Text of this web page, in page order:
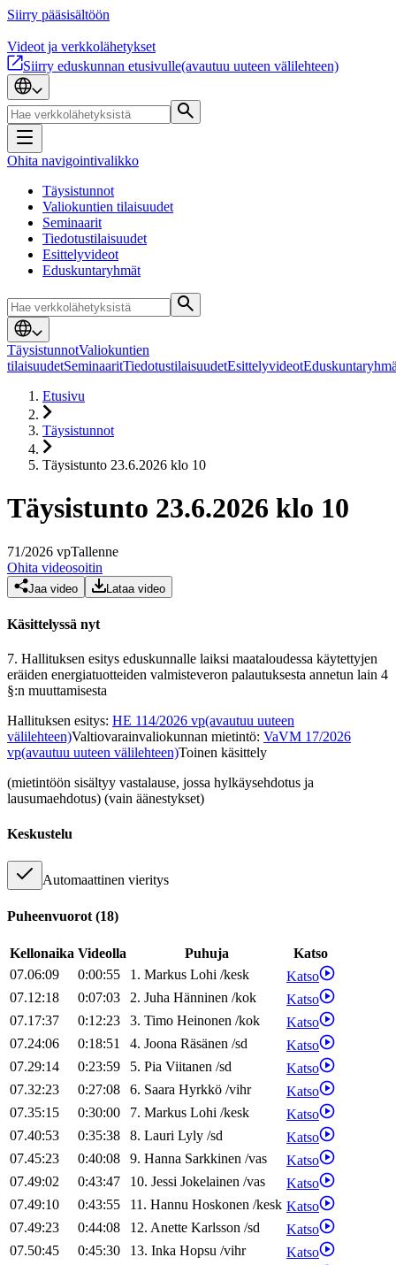
Siirry pääsisältöön
Videot ja verkkolähetykset
Siirry eduskunnan etusivulle(avautuu uuteen välilehteen)
Ohita navigointivalikko
Täysistunnot
Valiokuntien tilaisuudet
Seminaarit
Tiedotustilaisuudet
Esittelyvideot
Eduskuntaryhmät
TäysistunnotValiokuntien
tilaisuudetSeminaaritTiedotustilaisuudetEsittelyvideot
Etusivu
Täysistunnot
Täysistunto 23.6.2026 klo 10
Täysistunto 23.6.2026 klo 10
71/2026 vpTallenne
Ohita videosoitin
Jaa video Lataa video
Käsittelyssä nyt
7. Hallituksen esitys eduskunnalle laiksi maataloudessa käytettyjen
eräiden energiatuotteiden valmisteveron palautuksesta annetun lain 4
§:n muuttamisesta
Hallituksen esitys: HE 114/2026 vp(avautuu uuteen
välilehteen)Valtiovarainvaliokunnan mietintö: VaVM 17/2026
vp(avautuu uuteen välilehteen)Toinen käsittely
(mietintöön sisältyy vastalause, jossa hylkäysehdotus ja
lausumaehdotus) (vain äänestykset)
Keskustelu
Automaattinen vieritys
Puheenvuorot (18)
Kellonaika Videolla Puhuja
Katso
07.06:09
0:00:55 1. Markus Lohi /kesk
Katso
07.12:18
0:07:03 2. Juha Hänninen /kok
Katso
07.17:37
0:12:23 3. Timo Heinonen /kok
Katso
07.24:06
0:18:51 4. Joona Räsänen /sd
Katso
07.29:14
0:23:59 5. Pia Viitanen /sd
Katso
07.32:23
0:27:08 6. Saara Hyrkkö /vihr
Katso
07.35:15
0:30:00 7. Markus Lohi /kesk
Katso
07.40:53
0:35:38 8. Lauri Lyly /sd
Katso
07.45:23
0:40:08 9. Hanna Sarkkinen /vas
Katso
07.49:02
0:43:47 10. Jessi Jokelainen /vas
Katso
07.49:10
0:43:55 11. Hannu Hoskonen /kesk Katso
07.49:23
0:44:08 12. Anette Karlsson /sd
Katso
07.50:45
0:45:30 13. Inka Hopsu /vihr
Katso